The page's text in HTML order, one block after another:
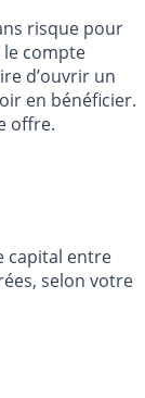
6 mois
risque pour
le compte
d’ouvrir un
entre